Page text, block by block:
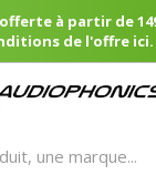
à partir de
de l'offre ici.